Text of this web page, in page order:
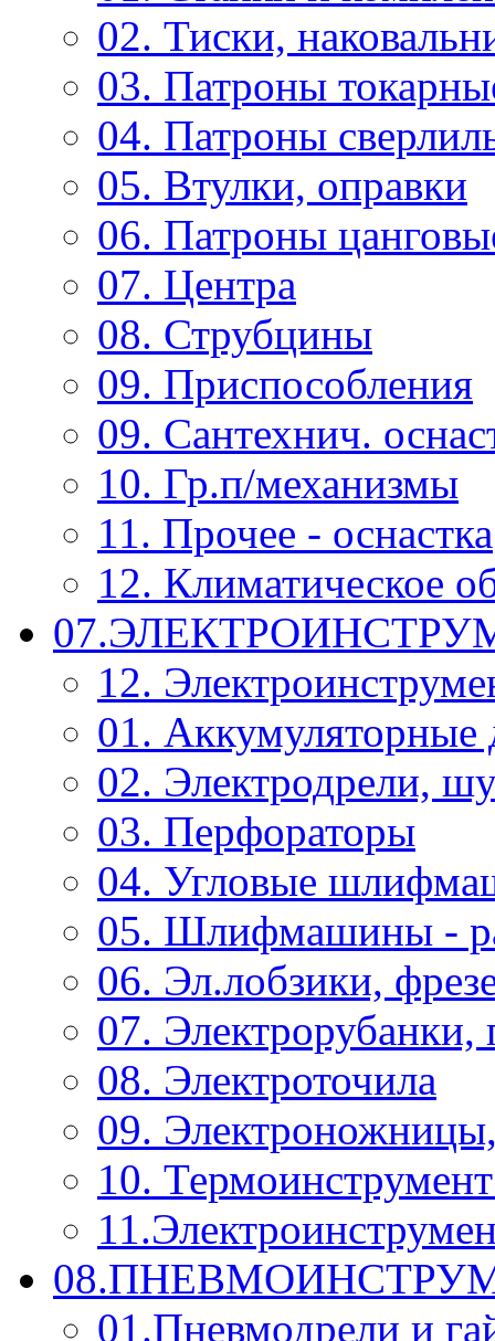
02. Тиски,
03. Патроны
04. Патроны
05. Втулки, оправки
06. Патроны
07. Центра
08. Струбцины
09. Приспособления
09. Сантехнич.
10. Гр.п/механизмы
11. Прочее - оснастка
12. Климатическое
12.
01. Аккумуляторные
02. Электродрели,
03. Перфораторы
04. Угловые
05. Шлифмашины -
06. Эл.лобзики,
07. Электрорубанки,
08. Электроточила
09.
10.
01.Пневмодрели и